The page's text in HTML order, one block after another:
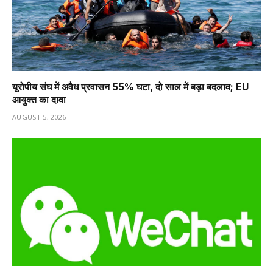
यूरोपीय संघ में अवैध प्रवासन 55% घटा, दो साल में बड़ा बदलाव; EU
आयुक्त का दावा
AUGUST 5, 2026